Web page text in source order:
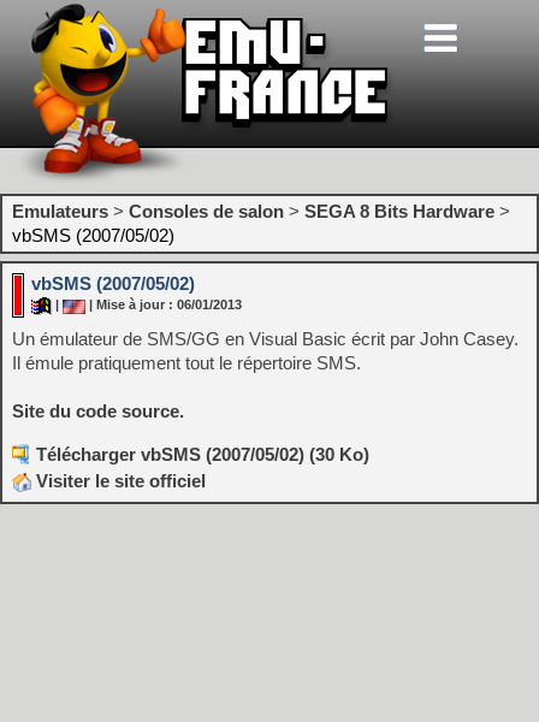
Emulateurs > Consoles de salon > SEGA 8 Bits Hardware >
vbSMS (2007/05/02)
vbSMS (2007/05/02)
| Mise à jour : 06/01/2013
Un émulateur de SMS/GG en Visual Basic écrit par John Casey.
Il émule pratiquement tout le répertoire SMS.
Site du code source.
Télécharger vbSMS (2007/05/02) (30 Ko)
Visiter le site officiel